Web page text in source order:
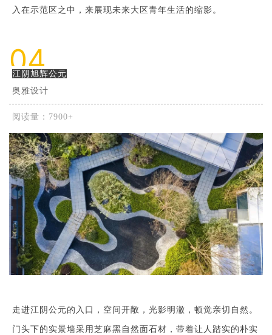
入在示范区之中，来展现未来大区青年生活的缩影。
04
江阴旭辉公元
奥雅设计
阅读量：7900+
走进江阴公元的入口，空间开敞，光影明澈，顿觉亲切自然。
门头下的实景墙采用芝麻黑自然面石材，带着让人踏实的朴实